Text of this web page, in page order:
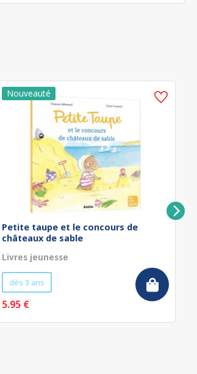
Petite taupe et le concours de
châteaux de sable
Livres jeunesse
dès 3 ans
5.95 €